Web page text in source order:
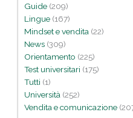
Guide (209)
Lingue (167)
Mindset e vendita (22)
News (309)
Orientamento (225)
Test universitari (175)
Tutti (1)
Università (252)
Vendita e comunicazione